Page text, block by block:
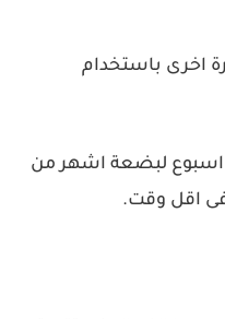
اخرى باستخدام
اسبوع لبضعة اشهر من
اقل وقت.